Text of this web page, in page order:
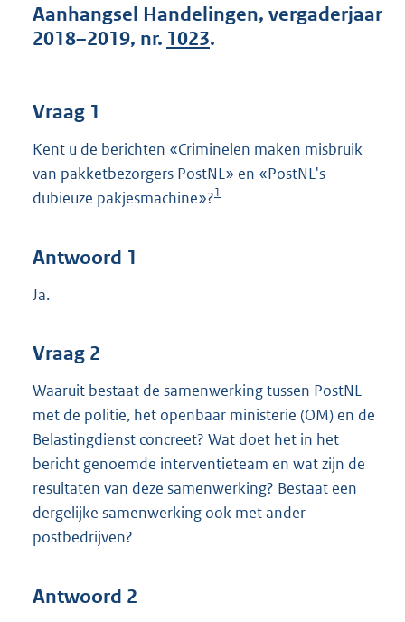
Aanhangsel Handelingen, vergaderjaar
2018–2019, nr. 1023.
Vraag 1
Kent u de berichten «Criminelen maken misbruik
van pakketbezorgers PostNL» en «PostNL's
dubieuze pakjesmachine»?1
Antwoord 1
Ja.
Vraag 2
Waaruit bestaat de samenwerking tussen PostNL
met de politie, het openbaar ministerie (OM) en de
Belastingdienst concreet? Wat doet het in het
bericht genoemde interventieteam en wat zijn de
resultaten van deze samenwerking? Bestaat een
dergelijke samenwerking ook met ander
postbedrijven?
Antwoord 2